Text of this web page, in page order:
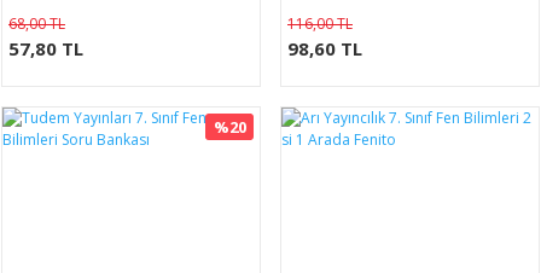
68,00 TL
57,80 TL
116,00 TL
98,60 TL
%20